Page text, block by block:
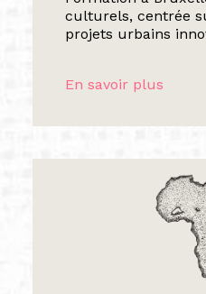
culturels, centrée
projets urbains
En savoir plus